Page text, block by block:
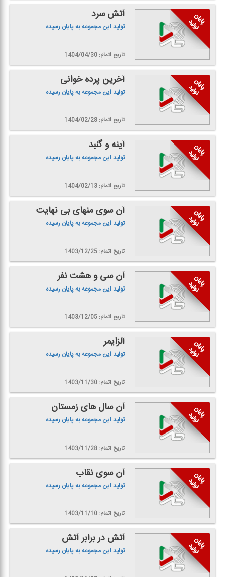
آتش سرد
تولید این مجموعه به پایان رسیده
تاریخ اتمام: 1404/04/30
آخرین پرده خوانی
تولید این مجموعه به پایان رسیده
تاریخ اتمام: 1404/02/28
آینه و گنبد
تولید این مجموعه به پایان رسیده
تاریخ اتمام: 1404/02/13
آن سوی منهای بی نهایت
تولید این مجموعه به پایان رسیده
تاریخ اتمام: 1403/12/25
آن سی و هشت نفر
تولید این مجموعه به پایان رسیده
تاریخ اتمام: 1403/12/05
آلزایمر
تولید این مجموعه به پایان رسیده
تاریخ اتمام: 1403/11/30
آن سال های زمستان
تولید این مجموعه به پایان رسیده
تاریخ اتمام: 1403/11/28
آن سوی نقاب
تولید این مجموعه به پایان رسیده
تاریخ اتمام: 1403/11/10
آتش در برابر آتش
تولید این مجموعه به پایان رسیده